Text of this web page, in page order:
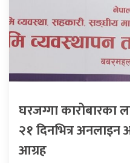
घरजग्गा कारोबारका
२१ दिनभित्र
आग्रह